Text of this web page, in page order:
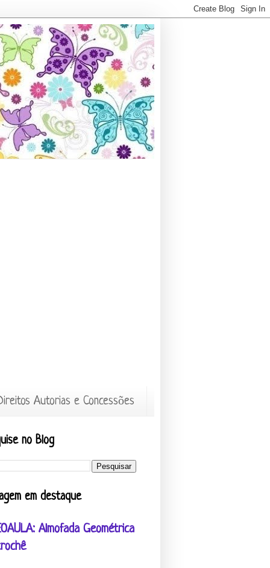
Autorias e Concessões
no Blog
em destaque
Almofada Geométrica